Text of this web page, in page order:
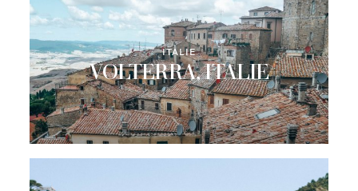
CONSEILS & ASTUCES
À PROPOS
CONTACT
ITALIE
VOLTERRA, ITALIE